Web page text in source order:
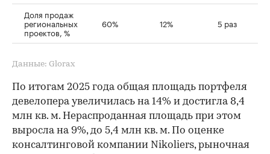
Доля продаж
региональных
проектов, %
60% 12% 5 раз
Данные: Glorax
По итогам 2025 года общая площадь портфеля
девелопера увеличилась на 14% и достигла 8,4
млн кв. м. Нераспроданная площадь при этом
выросла на 9%, до 5,4 млн кв. м. По оценке
консалтинговой компании Nikoliers, рыночная